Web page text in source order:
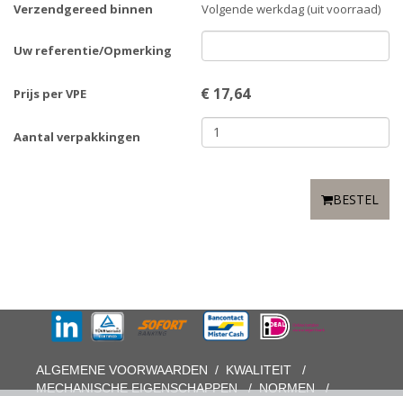
Verzendgereed binnen
Volgende werkdag (uit voorraad)
Uw referentie/Opmerking
Prijs per VPE € 17,64
Aantal verpakkingen
BESTEL
ALGEMENE VOORWAARDEN / KWALITEIT
/
MECHANISCHE EIGENSCHAPPEN/NORMEN/